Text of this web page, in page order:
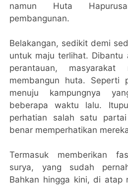
namun Huta
pembangunan.
Belakangan, sedikit demi
untuk maju terlihat. Dibantu
perantauan, masyarakat
membangun huta. Seperti
menuju kampungnya
beberapa waktu lalu.
perhatian salah satu
benar memperhatikan
Termasuk memberikan
surya, yang sudah
Bahkan hingga kini, di atap